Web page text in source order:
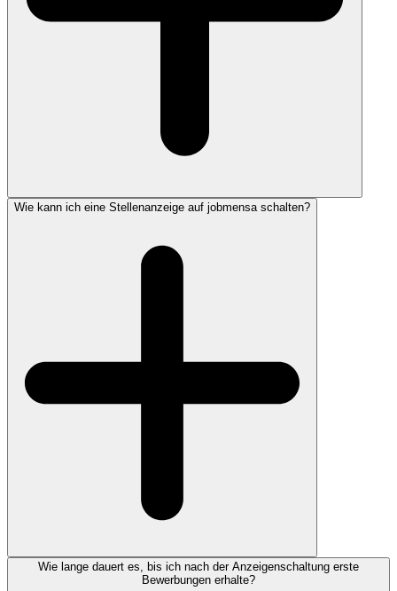
Wie kann ich eine Stellenanzeige auf jobmensa schalten?
Wie lange dauert es, bis ich nach der Anzeigenschaltung erste
Bewerbungen erhalte?